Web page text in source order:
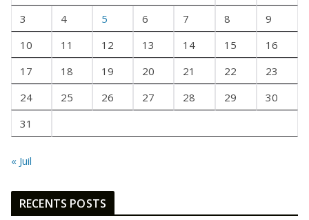
F
S
3
4 5 6 7 8
9
10
11 12 13 14 15
16
17
18 19 20 21 22
23
24
25 26 27 28 29
30
31
« Juil
RECENTS POSTS